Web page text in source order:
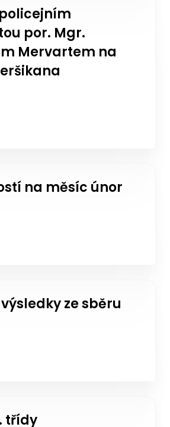
por. Mgr.
Mervartem na
na měsíc únor
ze sběru
třídy